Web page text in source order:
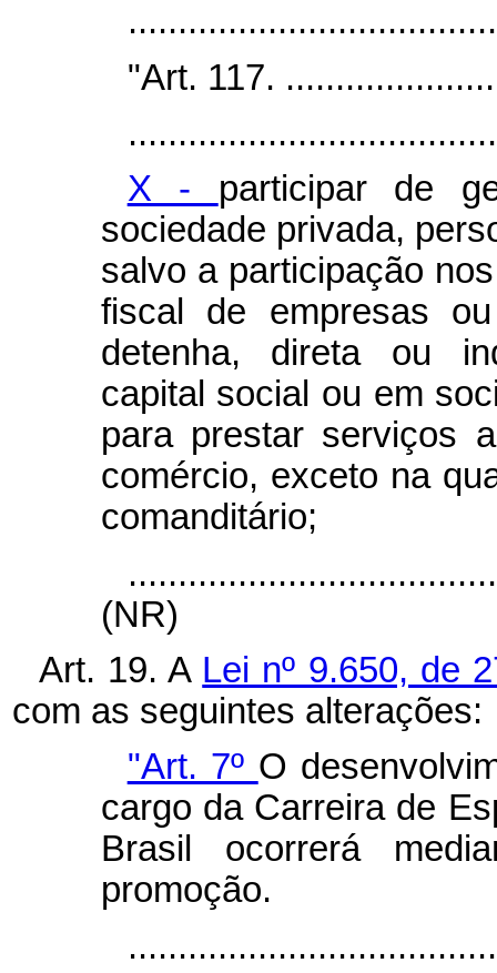
"Art. 117.
X - participar de
sociedade privada,
salvo a participação
fiscal de empresas
detenha, direta ou
capital social ou em
para prestar serviços
comércio, exceto na
comanditário;
(NR)
Art. 19. A Lei nº 9.650, de
com as seguintes alterações:
"Art. 7º O
cargo da Carreira de
Brasil ocorrerá
promoção.